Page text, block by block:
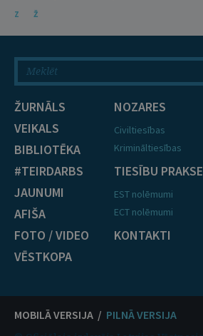
Z
Ž
ŽURNĀLS
VEIKALS
BIBLIOTĒKA
#TEIRDARBS
JAUNUMI
AFIŠA
FOTO / VIDEO
VĒSTKOPA
NOZARES
Civiltiesības
Krimināltiesības
TIESĪBU PRAKSE
EST nolēmumi
ECT nolēmumi
KONTAKTI
MOBILĀ VERSIJA / PILNĀ VERSIJA